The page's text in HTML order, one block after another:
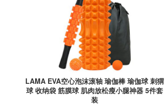
LAMA EVA空心泡沫滚轴 瑜伽棒 瑜伽球 刺猬
球 收纳袋 筋膜球 肌肉放松瘦小腿神器 5件套
装